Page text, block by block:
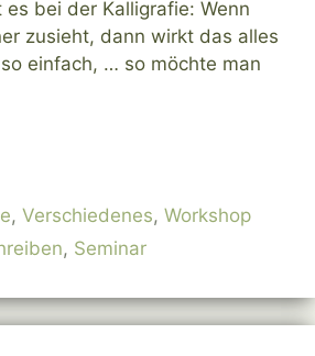
es bei der Kalligrafie: Wenn
zusieht, dann wirkt das alles
einfach, … so möchte man
,Verschiedenes,Workshop
, Seminar